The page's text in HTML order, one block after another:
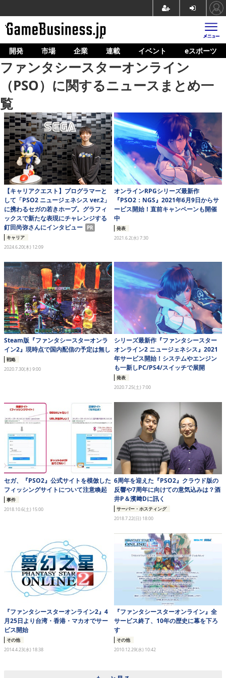
ホーム
ゲーム開発
市場
マネタイズ
企業動向
人材育成
産業政策
連載
イベント/セミナー
eスポーツ
開発 市場 企業 連載 イベント eスポーツ
ファンタシースターオンライン
（PSO）に関するニュースまとめ一
覧
【キャリアクエスト】プログラマーと
して「PSO2 ニュージェネシス ver.2」
に携わるセガの若きホープ。グラフィ
ックスで新たな表現にチャレンジする
釘田尚弥さんにインタビュー
PR
キャリア
2024.6.20(木) 12:09
オンラインRPGシリーズ最新作
『PSO2：NGS』2021年6月9日からサ
ービス開始！直前キャンペーンも開催
中
発表
2021.6.2(水) 7:30
Steam版『ファンタシースターオンラ
イン2』現時点で国内配信の予定は無し
戦略
2020.7.30(木) 9:00
シリーズ最新作『ファンタシースター
オンライン2 ニュージェネシス』2021
年サービス開始！システムやエンジン
も一新しPC/PS4/スイッチで展開
発表
2020.7.25(土) 7:00
セガ、『PSO2』公式サイトを模倣した
フィッシングサイトについて注意喚起
事件
2018.10.6(土) 15:00
6周年を迎えた『PSO2』クラウド版の
反響や7周年に向けての意気込みは？酒
井P＆濱﨑Dに訊く
サーバー・ホスティング
2018.7.22(日) 18:00
『ファンタシースターオンライン2』4
月25日より台湾・香港・マカオでサー
ビス開始
その他
2014.4.23(水) 18:38
『ファンタシースターオンライン』全
サービス終了、10年の歴史に幕を下ろ
す
その他
2010.12.29(水) 10:42